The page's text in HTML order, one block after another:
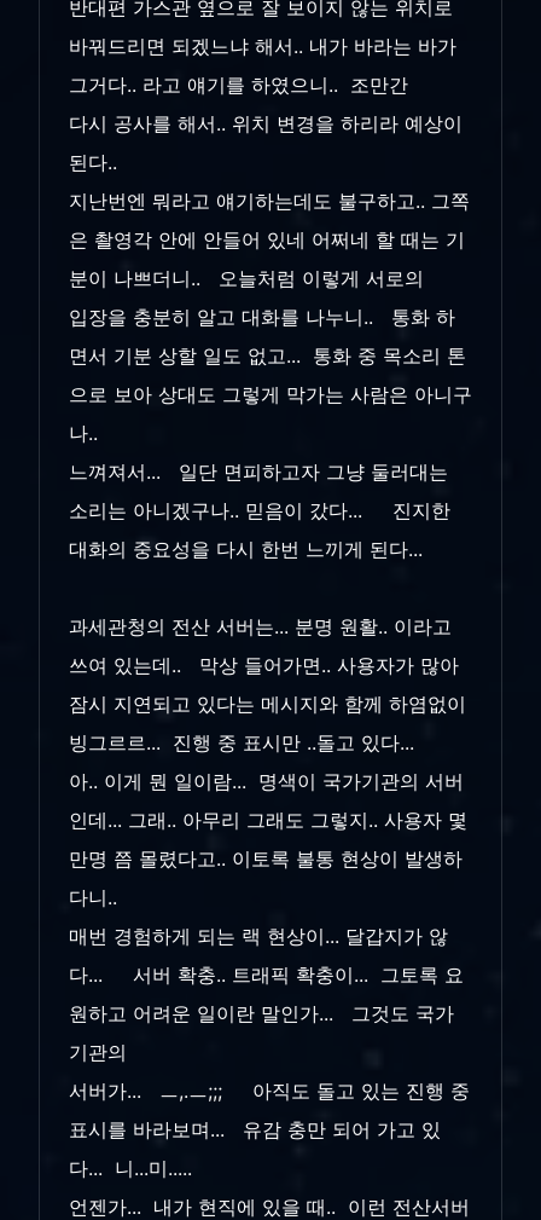
반대편 가스관 옆으로 잘 보이지 않는 위치로
바꿔드리면 되겠느냐 해서.. 내가 바라는 바가
그거다.. 라고 얘기를 하였으니.. 조만간
다시 공사를 해서.. 위치 변경을 하리라 예상이
된다..
지난번엔 뭐라고 얘기하는데도 불구하고.. 그쪽
은 촬영각 안에 안들어 있네 어쩌네 할 때는 기
분이 나쁘더니.. 오늘처럼 이렇게 서로의
입장을 충분히 알고 대화를 나누니.. 통화 하
면서 기분 상할 일도 없고... 통화 중 목소리 톤
으로 보아 상대도 그렇게 막가는 사람은 아니구
나..
느껴져서... 일단 면피하고자 그냥 둘러대는
소리는 아니겠구나.. 믿음이 갔다... 진지한
대화의 중요성을 다시 한번 느끼게 된다...
과세관청의 전산 서버는... 분명 원활.. 이라고
쓰여 있는데.. 막상 들어가면.. 사용자가 많아
잠시 지연되고 있다는 메시지와 함께 하염없이
빙그르르... 진행 중 표시만 ..돌고 있다...
아.. 이게 뭔 일이람... 명색이 국가기관의 서버
인데... 그래.. 아무리 그래도 그렇지.. 사용자 몇
만명 쯤 몰렸다고.. 이토록 불통 현상이 발생하
다니..
매번 경험하게 되는 랙 현상이... 달갑지가 않
다... 서버 확충.. 트래픽 확충이... 그토록 요
원하고 어려운 일이란 말인가... 그것도 국가
기관의
서버가... ㅡ,.ㅡ;;; 아직도 돌고 있는 진행 중
표시를 바라보며... 유감 충만 되어 가고 있
다... 니...미.....
언젠가... 내가 현직에 있을 때.. 이런 전산서버